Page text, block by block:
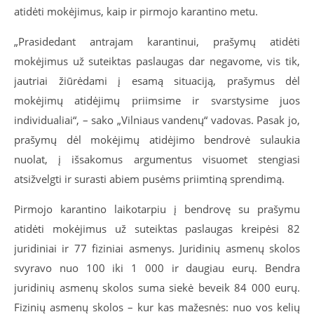
atidėti mokėjimus, kaip ir pirmojo karantino metu.
„Prasidedant antrajam karantinui, prašymų atidėti
mokėjimus už suteiktas paslaugas dar negavome, vis tik,
jautriai žiūrėdami į esamą situaciją, prašymus dėl
mokėjimų atidėjimų priimsime ir svarstysime juos
individualiai“, – sako „Vilniaus vandenų“ vadovas. Pasak jo,
prašymų dėl mokėjimų atidėjimo bendrovė sulaukia
nuolat, į išsakomus argumentus visuomet stengiasi
atsižvelgti ir surasti abiem pusėms priimtiną sprendimą.
Pirmojo karantino laikotarpiu į bendrovę su prašymu
atidėti mokėjimus už suteiktas paslaugas kreipėsi 82
juridiniai ir 77 fiziniai asmenys. Juridinių asmenų skolos
svyravo nuo 100 iki 1 000 ir daugiau eurų. Bendra
juridinių asmenų skolos suma siekė beveik 84 000 eurų.
Fizinių asmenų skolos – kur kas mažesnės: nuo vos kelių